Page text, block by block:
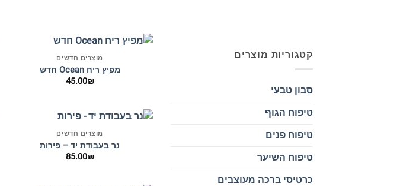
קטגוריות מוצרים
סבון טבעי
טיפוח הגוף
טיפוח פנים
טיפוח השיער
כרטיסי ברכה מעוצבים
מוצרים חדשים
מפיץ ריח Ocean חדש
45.00₪
מוצרים חדשים
נר בעבודת יד – פירות
85.00₪